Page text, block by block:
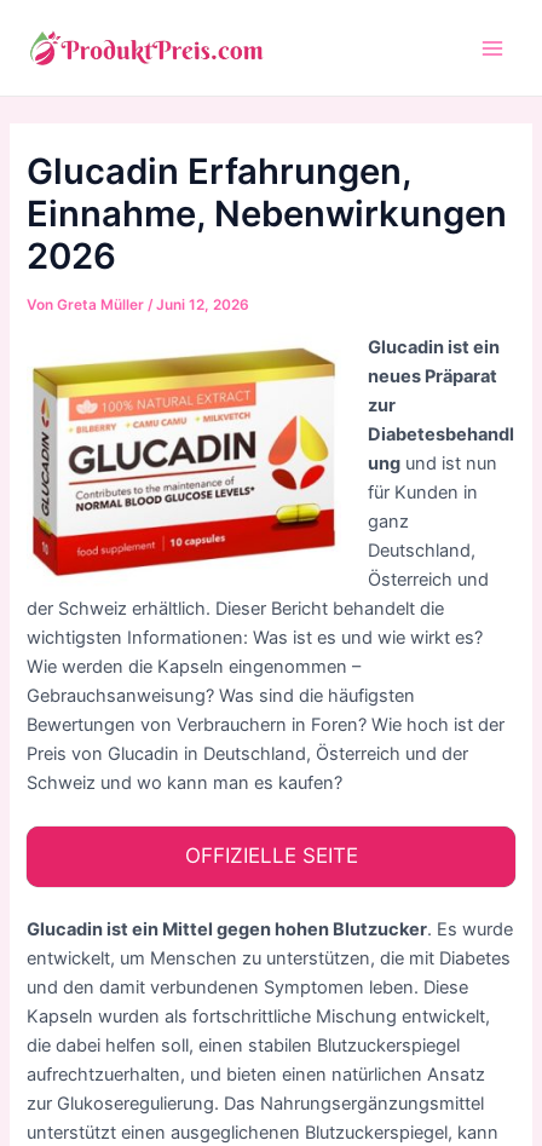
Inhalt
springen
Glucadin Erfahrungen,
Einnahme, Nebenwirkungen
2026
VonGreta Müller /Juni 12, 2026
Glucadin ist ein
neues Präparat
zur
Diabetesbehandl
ung und ist nun
für Kunden in
ganz
Deutschland,
Österreich und
der Schweiz erhältlich. Dieser Bericht behandelt die
wichtigsten Informationen: Was ist es und wie wirkt es?
Wie werden die Kapseln eingenommen –
Gebrauchsanweisung? Was sind die häufigsten
Bewertungen von Verbrauchern in Foren? Wie hoch ist der
Preis von Glucadin in Deutschland, Österreich und der
Schweiz und wo kann man es kaufen?
OFFIZIELLE SEITE
Glucadin ist ein Mittel gegen hohen Blutzucker. Es wurde
entwickelt, um Menschen zu unterstützen, die mit Diabetes
und den damit verbundenen Symptomen leben. Diese
Kapseln wurden als fortschrittliche Mischung entwickelt,
die dabei helfen soll, einen stabilen Blutzuckerspiegel
aufrechtzuerhalten, und bieten einen natürlichen Ansatz
zur Glukoseregulierung. Das Nahrungsergänzungsmittel
unterstützt einen ausgeglichenen Blutzuckerspiegel, kann